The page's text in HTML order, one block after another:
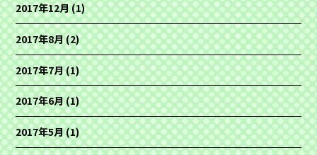
2017年12月(1)
2017年8月(2)
2017年7月(1)
2017年6月(1)
2017年5月(1)